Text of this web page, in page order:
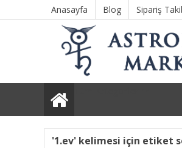
Anasayfa Blog Sipariş
'1.ev' kelimesi için etiket